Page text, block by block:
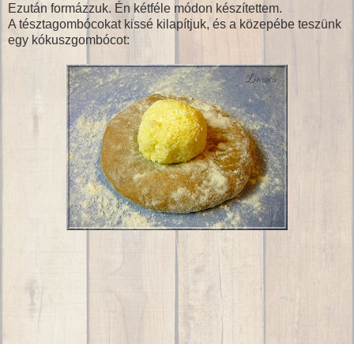
Ezután formázzuk. Én kétféle módon készítettem.
A tésztagombócokat kissé kilapítjuk, és a közepébe teszünk
egy kókuszgombócot: